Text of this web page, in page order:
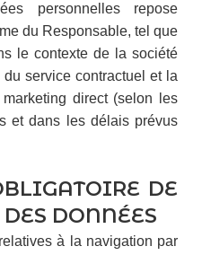
personnelles repose
du Responsable, tel que
le contexte de la société
du service contractuel et la
direct (selon les
et dans les délais prévus
DE
DONNÉES
à la navigation par